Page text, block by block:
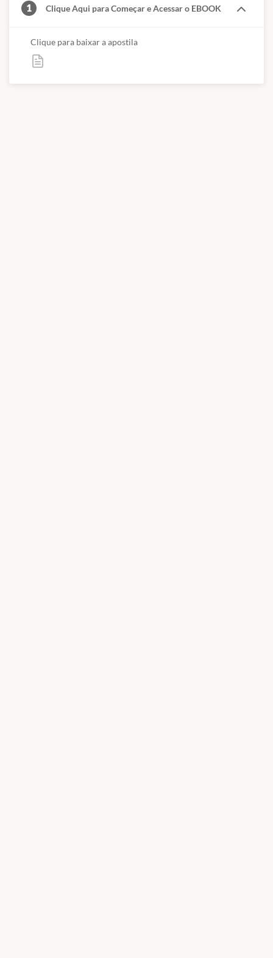
1 Clique Aqui para Começar e Acessar o EBOOK
Clique para baixar a apostila